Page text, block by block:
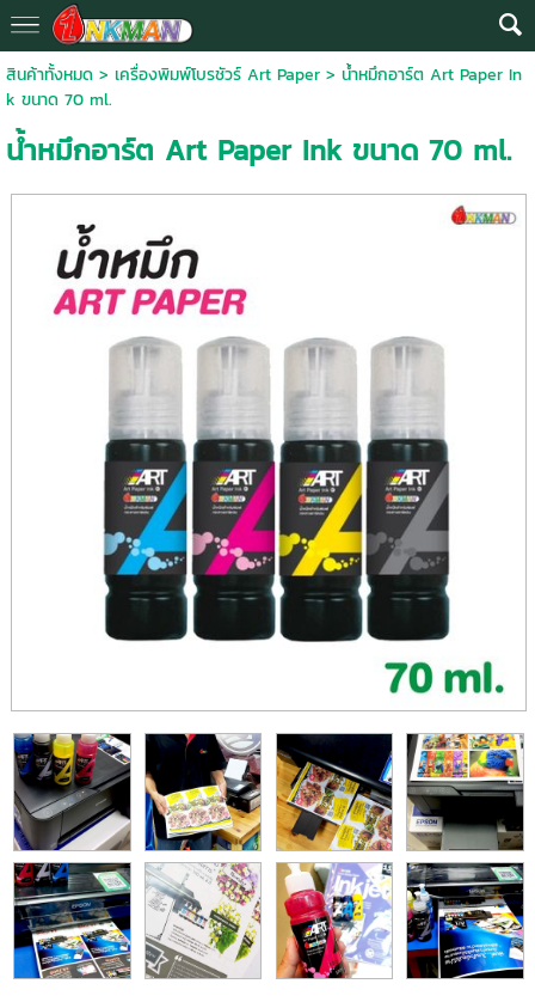
สินค้าทั้งหมด> เครื่องพิมพ์โบรชัวร์ Art Paper> น้ำหมึกอาร์ต Art Paper In
k ขนาด 70 ml.
น้ำหมึกอาร์ต Art Paper Ink ขนาด 70 ml.